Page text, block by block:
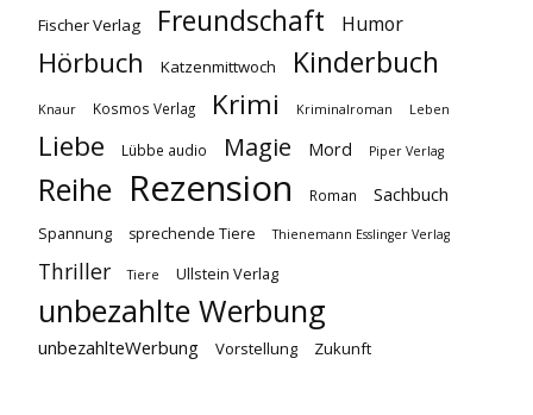
Fischer Verlag Freundschaft Humor
Hörbuch Katzenmittwoch Kinderbuch
Knaur Kosmos Verlag Krimi Kriminalroman Leben
Liebe Lübbe audio Magie Mord Piper Verlag
Reihe Rezension Roman Sachbuch
Spannung sprechende Tiere Thienemann Esslinger Verlag
Thriller Tiere Ullstein Verlag
unbezahlte Werbung
unbezahlteWerbung Vorstellung Zukunft